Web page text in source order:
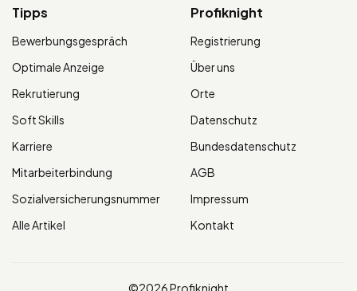
Tipps
Bewerbungsgespräch
Optimale Anzeige
Rekrutierung
Soft Skills
Karriere
Mitarbeiterbindung
Sozialversicherungsnummer
Alle Artikel
Profiknight
Registrierung
Über uns
Orte
Datenschutz
Bundesdatenschutz
AGB
Impressum
Kontakt
©2026 Profiknight